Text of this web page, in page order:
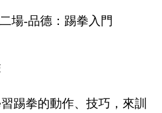
場-品德：踢拳入門
踢拳的動作、技巧，來訓